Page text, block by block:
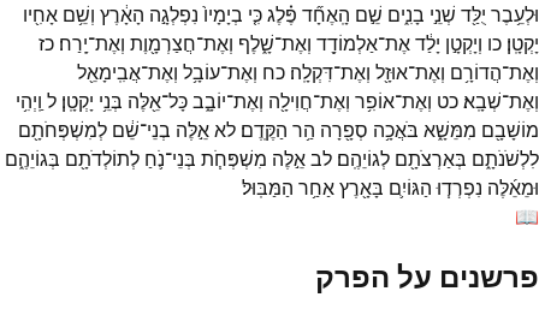
וּלְעֵ֥בֶר יֻלַּ֖ד שְׁנֵ֣י בָנִ֑ים שֵׁ֣ם הָֽאֶחָ֞ד פֶּ֗לֶגכִּ֤י בְיָמָיו֙ נִפְלְגָ֣ה הָאָ֔רֶץ וְשֵׁ֥ם אָחִ֖יו
יָקְטָֽן׃ כו וְיָקְטָ֣ן יָלַ֔דאֶת־אַלְמוֹדָ֖ד וְאֶת־שָׁ֑לֶף וְאֶת־חֲצַרְמָ֖וֶת וְאֶת־יָֽרַח׃ כז
וְאֶת־הֲדוֹרָ֥ם וְאֶת־אוּזָ֖ל וְאֶת־דִּקְלָֽה׃ כח וְאֶת־עוֹבָ֥ל וְאֶת־אֲבִֽימָאֵ֖ל
וְאֶת־שְׁבָֽא׃כט וְאֶת־אוֹפִ֥ר וְאֶת־חֲוִילָ֖ה וְאֶת־יוֹבָ֑בכָּל־אֵ֖לֶּה בְּנֵ֥י יָקְטָֽן׃ ל וַֽיְהִ֥י
מוֹשָׁבָ֖ם מִמֵּשָׁ֑א בֹּאֲכָ֥ה סְפָ֖רָה הַ֥ר הַקֶּֽדֶם׃ לאאֵ֣לֶּה בְנֵי־שֵׁ֔ם לְמִשְׁפְּחֹתָ֖ם
לִלְשֹׁנֹתָ֑ם בְּאַרְצֹתָ֖ם לְגוֹיֵהֶֽם׃ לבאֵ֣לֶּה מִשְׁפְּחֹ֧ת בְּנֵי־נֹ֛חַ לְתוֹלְדֹתָ֖ם בְּגוֹיֵהֶ֑ם
וּמֵאֵ֜לֶּה נִפְרְד֧וּ הַגּוֹיִ֛ם בָּאָ֖רֶץאַחַ֥ר הַמַּבּֽוּל׃
📖
פרשנים על הפרק